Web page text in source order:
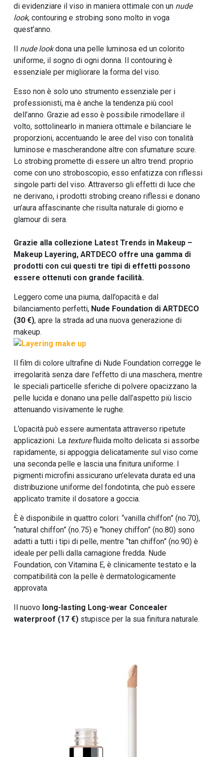
di evidenziare il viso in maniera ottimale con un nude
look, contouring e strobing sono molto in voga
quest’anno.
Il nude lookdona una pelle luminosa ed un colorito
uniforme, il sogno di ogni donna. Il contouring è
essenziale per migliorare la forma del viso.
Esso non è solo uno strumento essenziale per i
professionisti, ma è anche la tendenza più cool
dell’anno. Grazie ad esso è possibile rimodellare il
volto, sottolinearlo in maniera ottimale e bilanciare le
proporzioni, accentuando le aree del viso con tonalità
luminose e mascherandone altre con sfumature scure.
Lo strobing promette di essere un altro trend: proprio
come con uno stroboscopio, esso enfatizza con riflessi
singole parti del viso. Attraverso gli effetti di luce che
ne derivano, i prodotti strobing creano riflessi e donano
un’aura affascinante che risulta naturale di giorno e
glamour di sera.
Grazie alla collezione Latest Trends in Makeup –
Makeup Layering, ARTDECO offre una gamma di
prodotti con cui questi tre tipi di effetti possono
essere ottenuti con grande facilità.
Leggero come una piuma, dall’opacità e dal
bilanciamento perfetti, Nude Foundation di ARTDECO
(30 €), apre la strada ad una nuova generazione di
makeup.
Il film di colore ultrafine di Nude Foundation corregge le
irregolarità senza dare l’effetto di una maschera, mentre
le speciali particelle sferiche di polvere opacizzano la
pelle lucida e donano una pelle dall’aspetto più liscio
attenuando visivamente le rughe.
L’opacità può essere aumentata attraverso ripetute
applicazioni. La texturefluida molto delicata si assorbe
rapidamente, si appoggia delicatamente sul viso come
una seconda pelle e lascia una finitura uniforme. I
pigmenti microfini assicurano un’elevata durata ed una
distribuzione uniforme del fondotinta, che può essere
applicato tramite il dosatore a goccia.
È è disponibile in quattro colori: “vanilla chiffon” (no.70),
“natural chiffon” (no.75) e “honey chiffon” (no.80) sono
adatti a tutti i tipi di pelle, mentre “tan chiffon” (no.90) è
ideale per pelli dalla carnagione fredda. Nude
Foundation, con Vitamina E, è clinicamente testato e la
compatibilità con la pelle è dermatologicamente
approvata.
Il nuovo long-lasting Long-wear Concealer
waterproof (17 €) stupisce per la sua finitura naturale.